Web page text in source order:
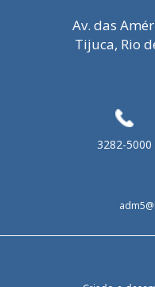
Av. das
Tijuca, Rio
3282-5000